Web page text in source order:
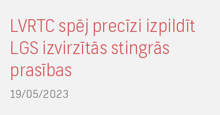
LVRTC spēj precīzi izpildīt
LGS izvirzītās stingrās
prasības
19/05/2023